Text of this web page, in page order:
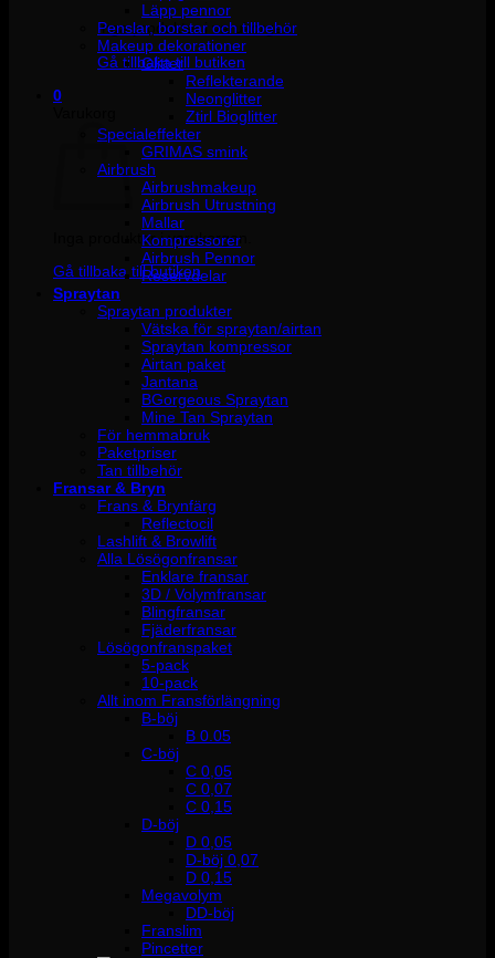
Inga produkter i varukorgen.
Gå tillbaka till butiken
0
Inga produkter i varukorgen.
Gå tillbaka till butiken
Läpp pennor
Penslar, borstar och tillbehör
Makeup dekorationer
Glitter
Reflekterande
Neonglitter
Ztirl Bioglitter
Specialeffekter
GRIMAS smink
Airbrush
Airbrushmakeup
Airbrush Utrustning
Mallar
Kompressorer
Airbrush Pennor
Reservdelar
Spraytan
Spraytan produkter
Vätska för spraytan/airtan
Spraytan kompressor
Airtan paket
Jantana
BGorgeous Spraytan
Mine Tan Spraytan
För hemmabruk
Paketpriser
Tan tillbehör
Fransar & Bryn
Frans & Brynfärg
Reflectocil
Lashlift & Browlift
Alla Lösögonfransar
Enklare fransar
3D / Volymfransar
Blingfransar
Fjäderfransar
Lösögonfranspaket
5-pack
10-pack
Allt inom Fransförlängning
B-böj
B 0.05
C-böj
C 0,05
C 0,07
C 0,15
D-böj
D 0,05
D-böj 0,07
D 0,15
Megavolym
DD-böj
Franslim
Pincetter